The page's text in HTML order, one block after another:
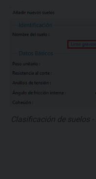
Clasificación de suelos